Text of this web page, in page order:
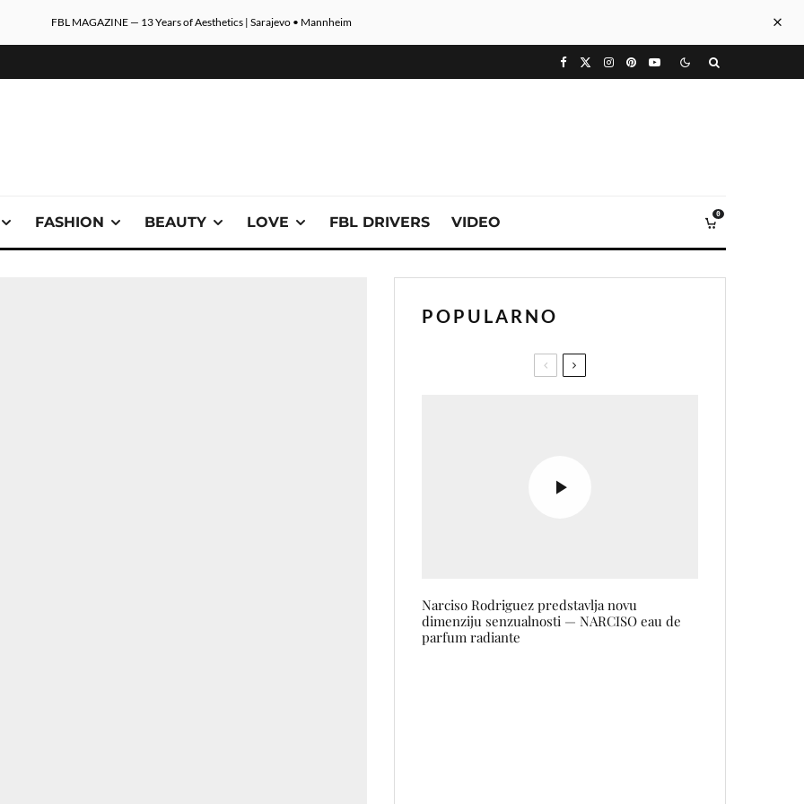
FBL MAGAZINE — 13 Years of Aesthetics | Sarajevo • Mannheim
FASHION BEAUTY LOVE FBL DRIVERS VIDEO 0
POPULARNO
Narciso Rodriguez predstavlja novu
dimenziju senzualnosti — NARCISO eau de
parfum radiante